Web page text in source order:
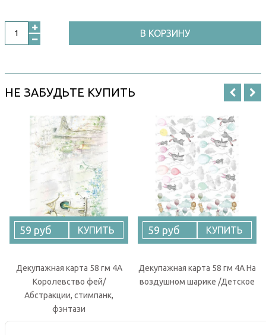
В КОРЗИНУ
НЕ ЗАБУДЬТЕ КУПИТЬ
59 руб КУПИТЬ
Декупажная карта 58 гм 4А
Королевство фей/
Абстракции, стимпанк,
фэнтази
59 руб КУПИТЬ
Декупажная карта 58 гм 4А На
воздушном шарике /Детское